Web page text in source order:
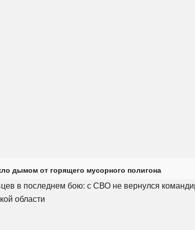
дымом от горящего мусорного полигона